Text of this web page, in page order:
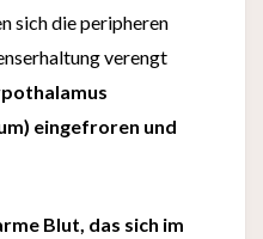
sich die peripheren
verengt
eingefroren und
Blut, das sich im